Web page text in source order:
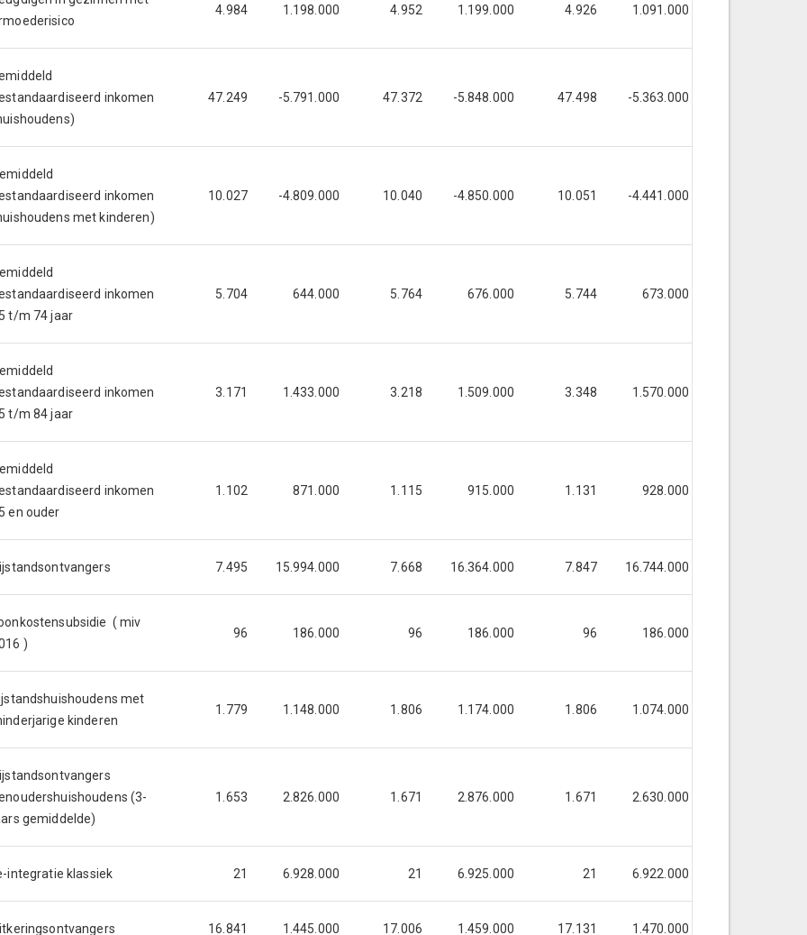
4.984 1.198.000 4.952 1.199.000 4.926 1.091.000
inkomen
47.249 -5.791.000 47.372 -5.848.000 47.498 -5.363.000
inkomen
met kinderen)
10.027 -4.809.000 10.040 -4.850.000 10.051 -4.441.000
inkomen
t/m 74 jaar
5.704 644.000 5.764 676.000 5.744 673.000
inkomen
t/m 84 jaar
3.171 1.433.000 3.218 1.509.000 3.348 1.570.000
inkomen
en ouder
1.102 871.000 1.115 915.000 1.131 928.000
7.495 15.994.000 7.668 16.364.000 7.847 16.744.000
( miv
)
96 186.000 96 186.000 96 186.000
met
kinderen
1.779 1.148.000 1.806 1.174.000 1.806 1.074.000
(3-
gemiddelde)
1.653 2.826.000 1.671 2.876.000 1.671 2.630.000
integratie klassiek 21 6.928.000 21 6.925.000 21 6.922.000
16.841 1.445.000 17.006 1.459.000 17.131 1.470.000